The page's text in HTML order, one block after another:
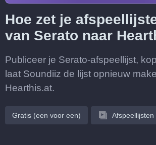
Hoe zet je
van Serato naar
Publiceer je Serato-afspeellijst,
laat Soundiiz de lijst opnieuw
Hearthis.at.
Gratis (een voor een) Afspeellijsten